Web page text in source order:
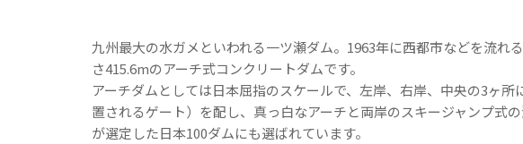
九州最大の水ガメといわれる一ツ瀬ダム。1963年に西都市などを流れ
さ415.6mのアーチ式コンクリートダムです。
アーチダムとしては日本屈指のスケールで、左岸、右岸、中央の3ヶ
置されるゲート）を配し、真っ白なアーチと両岸のスキージャンプ式
が選定した日本100ダムにも選ばれています。